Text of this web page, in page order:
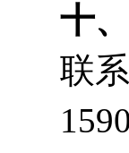
十
联